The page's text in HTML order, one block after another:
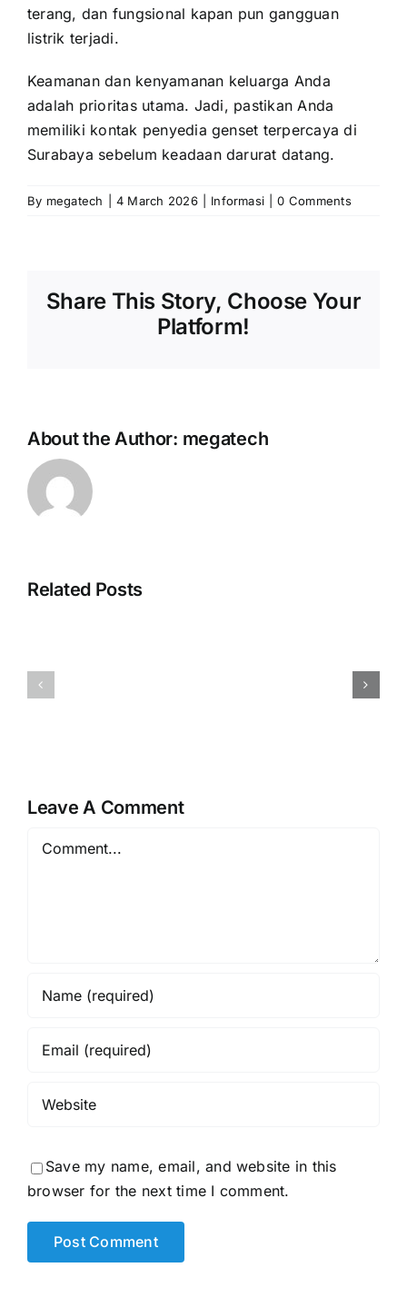
terang, dan fungsional kapan pun gangguan
listrik terjadi.
Keamanan dan kenyamanan keluarga Anda
adalah prioritas utama. Jadi, pastikan Anda
memiliki kontak penyedia genset terpercaya di
Surabaya sebelum keadaan darurat datang.
By megatech 4 March 2026 Informasi 0 Comments
Share This Story, Choose Your
Platform!
About the Author: megatech
Related Posts
Sewa
Industri
Inverter?
Leave A Comment
Comment
Save my name, email, and website in this
browser for the next time I comment.